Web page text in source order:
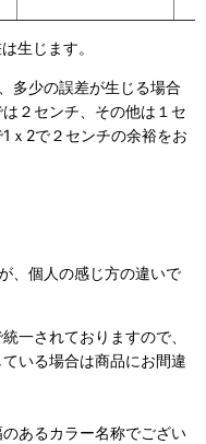
生じます。
多少の誤差が生じる場合
２センチ、その他は１セ
ｘ2で２センチの余裕をお
、個人の感じ方の違いで
一されておりますので、
いる場合は商品にお間違
あるカラー名称でござい